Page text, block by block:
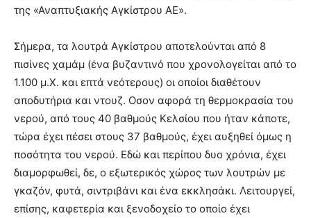
της «Αναπτυξιακής Αγκίστρου ΑΕ».
Σήμερα, τα λουτρά Αγκίστρου αποτελούνται από 8
πισίνες χαμάμ (ένα βυζαντινό που χρονολογείται από το
1.100 μ.Χ. και επτά νεότερους) οι οποίοι διαθέτουν
αποδυτήρια και ντουζ. Οσον αφορά τη θερμοκρασία του
νερού, από τους 40 βαθμούς Κελσίου που ήταν κάποτε,
τώρα έχει πέσει στους 37 βαθμούς, έχει αυξηθεί όμως η
ποσότητα του νερού. Εδώ και περίπου δυο χρόνια, έχει
διαμορφωθεί, δε, ο εξωτερικός χώρος των λουτρών με
γκαζόν, φυτά, σιντριβάνι και ένα εκκλησάκι. Λειτουργεί,
επίσης, καφετερία και ξενοδοχείο το οποίο έχει